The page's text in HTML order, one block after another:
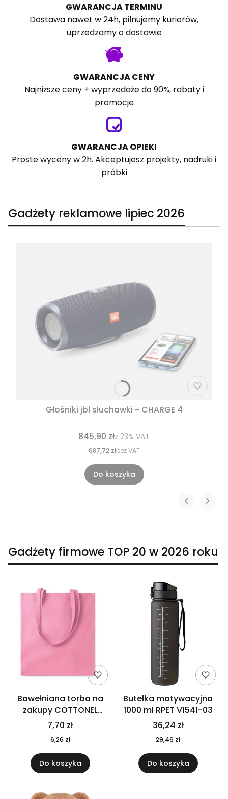
GWARANCJA TERMINU
Dostawa nawet w 24h, pilnujemy kurierów,
uprzedzamy o dostawie
GWARANCJA CENY
Najniższe ceny + wyprzedaże do 90%, rabaty i
promocje
GWARANCJA OPIEKI
Proste wyceny w 2h. Akceptujesz projekty, nadruki i
próbki
Gadżety reklamowe lipiec 2026
Głośniki jbl słuchawki - CHARGE 4
845,90 złz 23% VAT
687,72 złbez VAT
Do koszyka
Gadżety firmowe TOP 20 w 2026 roku
Bawełniana torba na
zakupy COTTONEL
COLOUR++ MO9846-11
7,70 zł
6,26 zł
Do koszyka
Butelka motywacyjna
1000 ml RPET V1541-03
36,24 zł
29,46 zł
Do koszyka